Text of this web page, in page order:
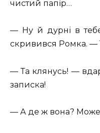
чистий папір…
— Ну й дурні в
скривився Ромка. —
— Та клянусь! —
записка!
— А де ж вона?